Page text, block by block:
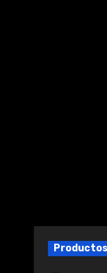
Productos